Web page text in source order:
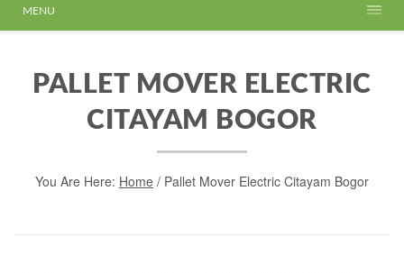
MENU
PALLET MOVER ELECTRIC
CITAYAM BOGOR
You Are Here: Home / Pallet Mover Electric Citayam Bogor